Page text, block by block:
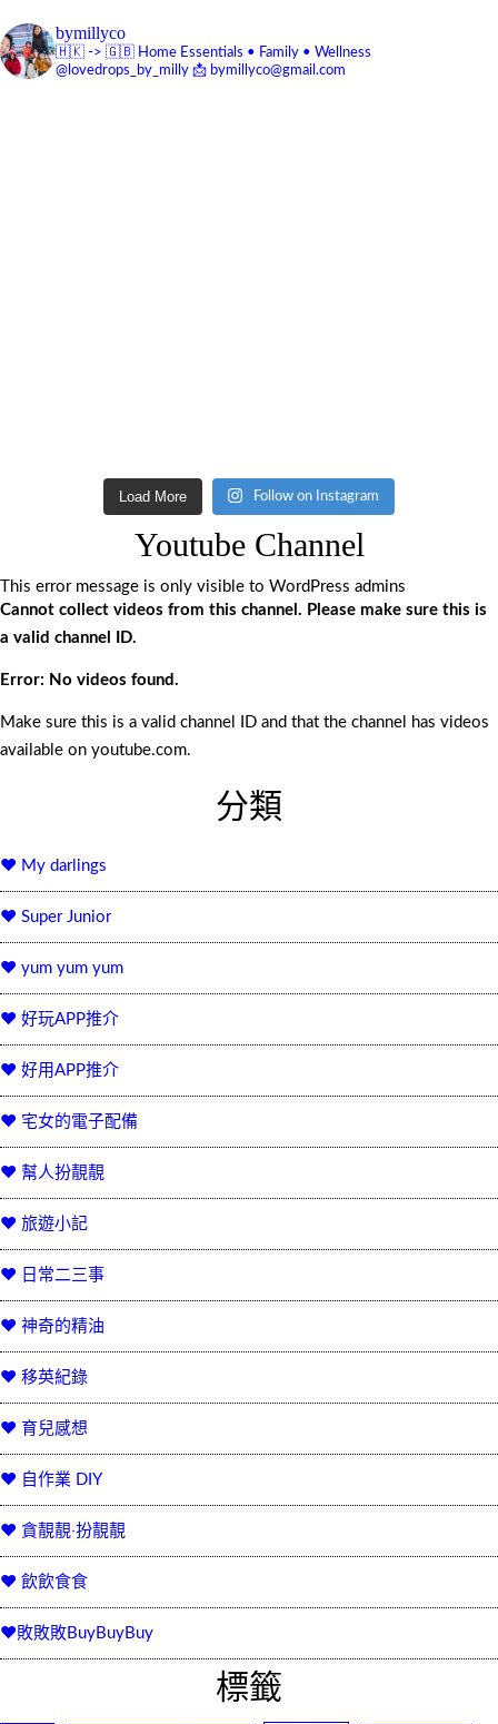
bymillyco
🇭🇰 -> 🇬🇧 Home Essentials • Family • Wellness
@lovedrops_by_milly 📩 bymillyco@gmail.com
Load More Follow on Instagram
Youtube Channel
This error message is only visible to WordPress admins
Cannot collect videos from this channel. Please make sure this is
a valid channel ID.
Error: No videos found.
Make sure this is a valid channel ID and that the channel has videos
available on youtube.com.
分類
♥ My darlings
♥ Super Junior
♥ yum yum yum
♥ 好玩APP推介
♥ 好用APP推介
♥ 宅女的電子配備
♥ 幫人扮靚靚
♥ 旅遊小記
♥ 日常二三事
♥ 神奇的精油
♥ 移英紀錄
♥ 育兒感想
♥ 自作業 DIY
♥ 貪靚靚‧扮靚靚
♥ 飲飲食食
♥敗敗敗BuyBuyBuy
標籤